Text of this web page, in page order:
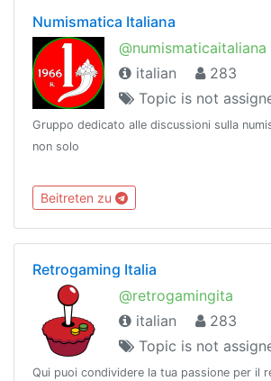
Numismatica Italiana
@numismaticaitaliana
italian
283
Topic is not
Gruppo dedicato alle discussioni sulla
non solo
Beitreten zu
Retrogaming Italia
@retrogamingita
italian
283
Topic is not
Qui puoi condividere la tua passione per il